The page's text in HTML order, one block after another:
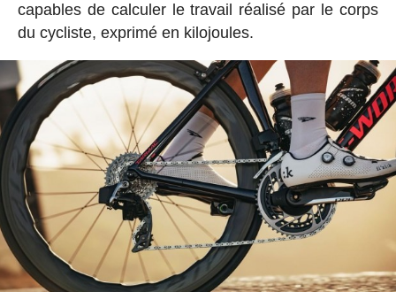
capables de calculer le travail réalisé par le corps
du cycliste, exprimé en kilojoules.